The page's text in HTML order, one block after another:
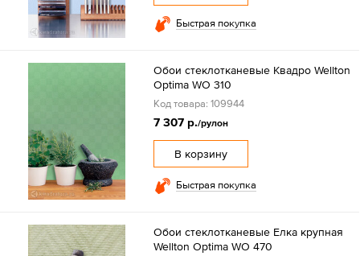
Быстрая покупка
Обои стеклотканевые Квадро Wellton
Optima WO 310
Код товара: 109944
7 307 р./рулон
В корзину
Быстрая покупка
Обои стеклотканевые Елка крупная
Wellton Optima WO 470